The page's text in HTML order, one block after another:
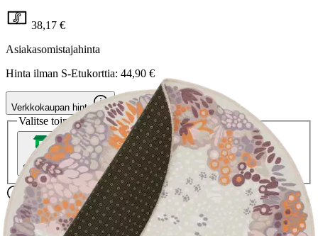
38,17 €
Asiakasomistajahinta
Hinta ilman S-Etukorttia: 44,90 €
Verkkokaupan hinta
Valitse toimitustapa
Nouto myymälästä
Ilmainen
Siirry valitsemaan myymälä
Toimitus
Ei saatavilla
Ilmainen toimitus yli 100 €:n tilauksille